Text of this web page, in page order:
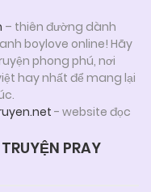
– thiên đường dành
boylove online! Hãy
phong phú, nơi
hay nhất để mang lại
- website đọc
PRAY